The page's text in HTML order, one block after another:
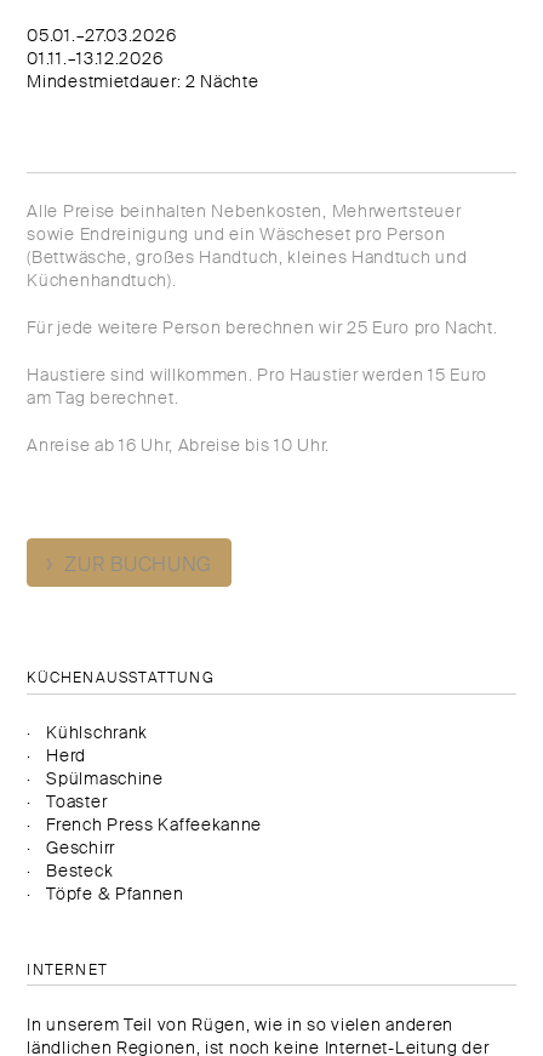
05.01.–27.03.2026
01.11.–13.12.2026
Mindestmietdauer: 2 Nächte
Alle Preise beinhalten Nebenkosten, Mehrwertsteuer
sowie Endreinigung und ein Wäscheset pro Person
(Bettwäsche, großes Handtuch, kleines Handtuch und
Küchenhandtuch).
Für jede weitere Person berechnen wir 25 Euro pro Nacht.
Haustiere sind willkommen. Pro Haustier werden 15 Euro
am Tag berechnet.
Anreise ab 16 Uhr, Abreise bis 10 Uhr.
› ZUR BUCHUNG
KÜCHENAUSSTATTUNG
Kühlschrank
Herd
Spülmaschine
Toaster
French Press Kaffeekanne
Geschirr
Besteck
Töpfe & Pfannen
INTERNET
In unserem Teil von Rügen, wie in so vielen anderen
ländlichen Regionen, ist noch keine Internet-Leitung der